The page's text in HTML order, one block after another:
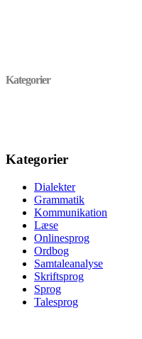
Kategorier
Kategorier
Dialekter
Grammatik
Kommunikation
Læse
Onlinesprog
Ordbog
Samtaleanalyse
Skriftsprog
Sprog
Talesprog